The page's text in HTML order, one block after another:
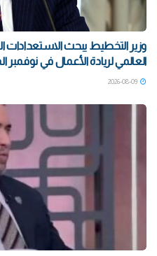
وزير التخطيط يبحث الاستعدادات
العالمي لريادة الأعمال في نوفمبر